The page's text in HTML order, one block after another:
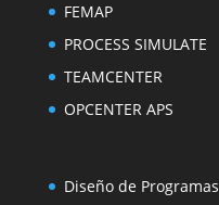
FEMAP
PROCESS SIMULATE
TEAMCENTER
OPCENTER APS
Diseño de Programas